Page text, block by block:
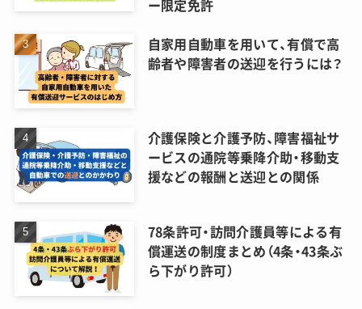
ー限定免許
自家用自動車を用いて、有償で高
齢者や障害者の送迎を行うには？
介護保険と介護予防、障害福祉サ
ービスの通院等乗降介助・移動支
援などの報酬と送迎との関係
78条許可・訪問介護員等による有
償運送の制度まとめ（4条・43条ぶ
ら下がり許可）